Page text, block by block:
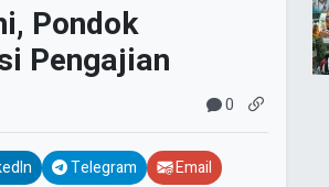
Pondok
Pengajian
0
Telegram Email